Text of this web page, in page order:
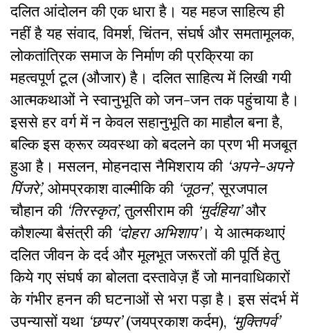
दलित आंदोलन की एक धारा है। यह महज साहित्य ही
नहीं है यह संवाद, विमर्श, चिंतन, संघर्ष और समतामूलक,
लोकतांत्रिक समाज के निर्माण की प्रक्रिया का
महत्वपूर्ण टूल (औजार) है। दलित साहित्य में लिखी गयी
आत्मकथाओं ने स्वानुभूति को जन-जन तक पहुंचाया है।
इससे हर वर्ग में न केवल सहानुभूति का माहौल बना है,
बल्कि इस क्रूर व्यवस्था को बदलने का प्रण भी मजबूत
हुआ है। मसलन, मोहनदास नैमिशराय की ‘अपने-अपने
पिंजरे’, ओमप्रकाश वाल्मीकि की ‘जूठन’, सूरजपाल
चौहान की ‘तिरस्कृत’,तुलसीराम की ‘मुर्दहिया’और
कौशल्या बैसंत्री की ‘दोहरा अभिशाप’। ये आत्मकथाएं
दलित जीवन के दर्द और मूलभूत जरूरतों की पूर्ति हेतु
किये गए संघर्ष का बोलता दस्तावेज़ हैं जो मानवाधिकारों
के गंभीर हनन की घटनाओं से भरा पड़ा है। इस संदर्भ में
उपन्यासों यथा ‘छप्पर’(जयप्रकाश कर्दम), ‘मुक्तिपर्व’